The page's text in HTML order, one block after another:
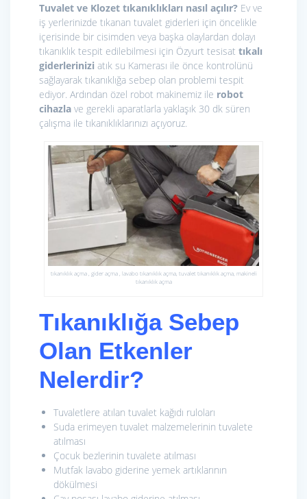
Tuvalet ve Klozet tıkanıklıkları nasıl açılır? Ev ve
iş yerlerinizde tıkanan tuvalet giderleri için öncelikle
içerisinde bir cisimden veya başka olaylardan dolayı
tıkanıklık tespit edilebilmesi için Özyurt tesisat tıkalı
giderlerinizi atık su Kamerası ile önce kontrolünü
sağlayarak tıkanıklığa sebep olan problemi tespit
ediyor. Ardından özel robot makinemiz ile robot
cihazla ve gerekli aparatlarla yaklaşık 30 dk süren
çalışma ile tıkanıklıklarınızı açıyoruz.
tıkanıklık açma , gider açma , lavabo tıkanıklık açma, tuvalet tıkanıklık açma, makineli
tıkanıklık açma
Tıkanıklığa Sebep
Olan Etkenler
Nelerdir?
Tuvaletlere atılan tuvalet kağıdı ruloları
Suda erimeyen tuvalet malzemelerinin tuvalete
atılması
Çocuk bezlerinin tuvalete atılması
Mutfak lavabo giderine yemek artıklarının
dökülmesi